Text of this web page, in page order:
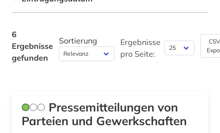
Wirtschaftswissenschaften (0)
Litauen (1)
Moldawien (1)
Ostmitteleuropa (1)
6
Ergebnisse
gefunden
Sortierung
Ergebnisse
pro Seite:
Pressemitteilungen von
Parteien und Gewerkschaften